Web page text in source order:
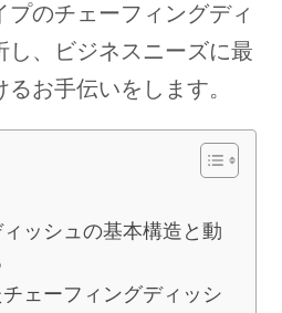
のチェーフィングディ
し、ビジネスニーズに最
お手伝いをします。
ッシュの基本構造と動
ェーフィングディッシ